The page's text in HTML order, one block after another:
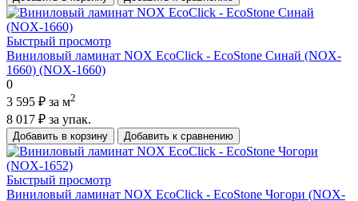
Быстрый просмотр
Виниловый ламинат NOX EcoClick - EcoStone Синай (NOX-
1660) (NOX-1660)
0
3 595 ₽ за м2
8 017 ₽ за упак.
Добавить в корзину Добавить к сравнению
Быстрый просмотр
Виниловый ламинат NOX EcoClick - EcoStone Чогори (NOX-